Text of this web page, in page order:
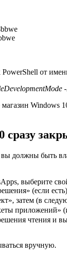
от
Windows
должны быть
выберите
(если
затем (в
чтения
вручную.